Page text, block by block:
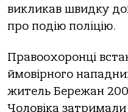
викликав швидку
про подію поліцію.
Правоохоронці
ймовірного
житель Бережан
Чоловіка затримали